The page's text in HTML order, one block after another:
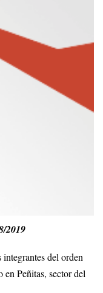
2019
del orden
Peñitas, sector del